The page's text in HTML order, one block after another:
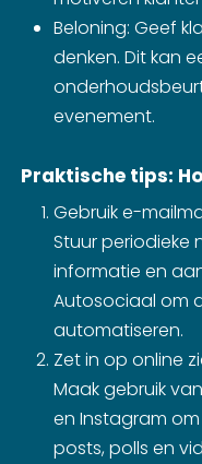
Beloning: Geef
denken. Dit kan
evenement.
Praktische tips:
Gebruik e-
Stuur periodieke
informatie en
Autosociaal om
automatiseren.
Zet in op online
Maak gebruik
en Instagram
posts, polls en